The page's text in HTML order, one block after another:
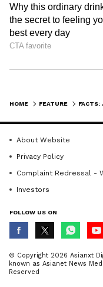
పర్యావరణానికి ఎంతో
ఈ పద్ధతిని వారు
ఇండియాలోని రాజస్థాన్
వారు...తమ
అవ్వడమే కాదు..
కడగడం వల్ల
మేలు జరుగుతుంది.
ప్రసాదించిన
ఎడారి ప్రజల ఈ
నిలుస్తుంది.
HOME FEATURE
About Website
Privacy Policy
Complaint Redressal -
Investors
FOLLOW US ON
© Copyright 2026 Asianxt
known as Asianet News
Reserved